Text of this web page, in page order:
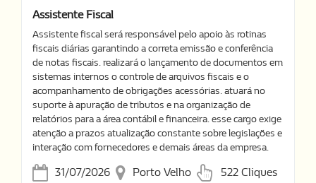
Assistente Fiscal
Assistente fiscal será responsável pelo apoio às rotinas
fiscais diárias garantindo a correta emissão e conferência
de notas fiscais. realizará o lançamento de documentos em
sistemas internos o controle de arquivos fiscais e o
acompanhamento de obrigações acessórias. atuará no
suporte à apuração de tributos e na organização de
relatórios para a área contábil e financeira. esse cargo exige
atenção a prazos atualização constante sobre legislações e
interação com fornecedores e demais áreas da empresa.
31/07/2026 Porto Velho 522 Cliques